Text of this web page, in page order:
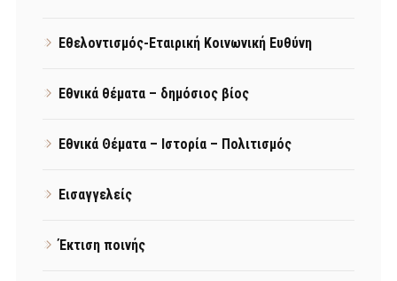
Εθελοντισμός-Εταιρική Κοινωνική Ευθύνη
Εθνικά θέματα – δημόσιος βίος
Εθνικά Θέματα – Ιστορία – Πολιτισμός
Εισαγγελείς
Έκτιση ποινής